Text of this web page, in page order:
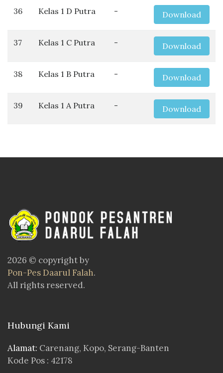
36 Kelas 1 D Putra - Download
37 Kelas 1 C Putra - Download
38 Kelas 1 B Putra - Download
39 Kelas 1 A Putra - Download
2026 © copyright by
Pon-Pes Daarul Falah.
All rights reserved.
Hubungi Kami
Alamat: Carenang, Kopo, Serang-Banten
Kode Pos : 42178